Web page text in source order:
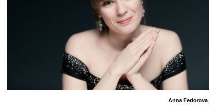
Anna Fedorova